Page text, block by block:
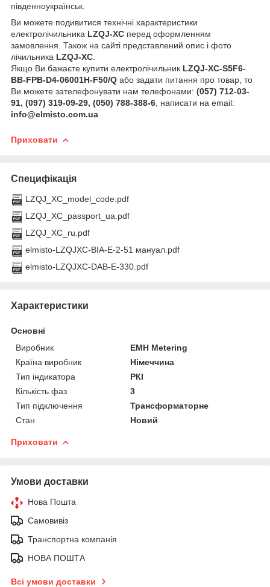
південноукраїнськ.
Ви можете подивитися технічні характеристики
електролічильника LZQJ-XC перед оформленням
замовлення. Також на сайті представлений опис і фото
лічильника LZQJ-XC
Якщо Ви бажаєте купити електролічильник LZQJ-XC-S5F6-
BB-FPB-D4-06001H-F50/Q або задати питання про товар, то
Ви можете зателефонувати нам телефонами: (057) 712-03-
91, (097) 319-09-29, (050) 788-388-6 , написати на email:
info@elmisto.com.ua
Приховати
Специфікація
LZQJ_XC_model_code.pdf
LZQJ_XC_passport_ua.pdf
LZQJ_XC_ru.pdf
elmisto-LZQJXC-BIA-E-2-51 мануал.pdf
elmisto-LZQJXC-DAB-E-330.pdf
Характеристики
Основні
Виробник
EMH Metering
Країна виробник
Німеччина
Тип індикатора
РКІ
Кількість фаз
3
Тип підключення
Трансформаторне
Стан
Новий
Приховати
Умови доставки
Нова Пошта
Самовивіз
Транспортна компанія
НОВА ПОШТА
Всі умови доставки